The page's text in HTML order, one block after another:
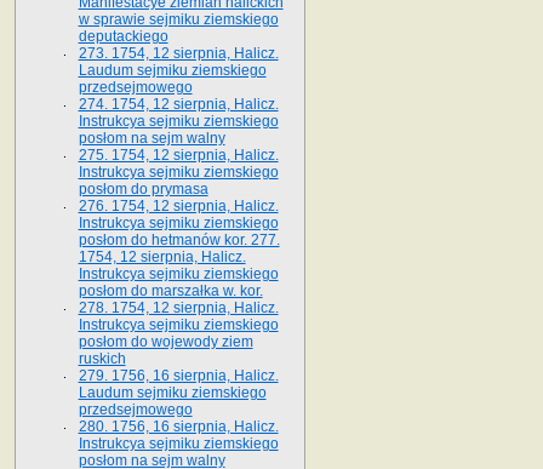
w sprawie sejmiku ziemskiego
deputackiego
273. 1754, 12 sierpnia, Halicz.
Laudum sejmiku ziemskiego
przedsejmowego
274. 1754, 12 sierpnia, Halicz.
Instrukcya sejmiku ziemskiego
posłom na sejm walny
275. 1754, 12 sierpnia, Halicz.
Instrukcya sejmiku ziemskiego
posłom do prymasa
276. 1754, 12 sierpnia, Halicz.
Instrukcya sejmiku ziemskiego
posłom do hetmanów kor. 277.
1754, 12 sierpnia, Halicz.
Instrukcya sejmiku ziemskiego
posłom do marszałka w. kor.
278. 1754, 12 sierpnia, Halicz.
Instrukcya sejmiku ziemskiego
posłom do wojewody ziem
ruskich
279. 1756, 16 sierpnia, Halicz.
Laudum sejmiku ziemskiego
przedsejmowego
280. 1756, 16 sierpnia, Halicz.
Instrukcya sejmiku ziemskiego
posłom na sejm walny